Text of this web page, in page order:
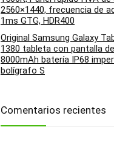
2560×1440, frecuencia de
1ms GTG, HDR400
Original Samsung Galaxy
1380 tableta con pantalla
8000mAh batería IP68
bolígrafo S
Comentarios recientes